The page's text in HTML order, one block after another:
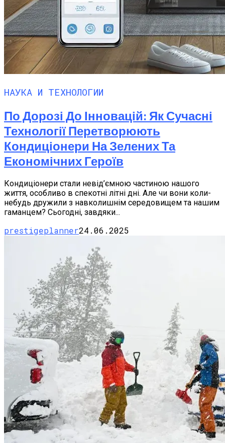
НАУКА И ТЕХНОЛОГИИ
По Дорозі До Інновацій: Як Сучасні
Технології Перетворюють
Кондиціонери На Зелених Та
Економічних Героїв
Кондиціонери стали невід’ємною частиною нашого
життя, особливо в спекотні літні дні. Але чи вони коли-
небудь дружили з навколишнім середовищем та нашим
гаманцем? Сьогодні, завдяки...
prestigeplanner24.06.2025